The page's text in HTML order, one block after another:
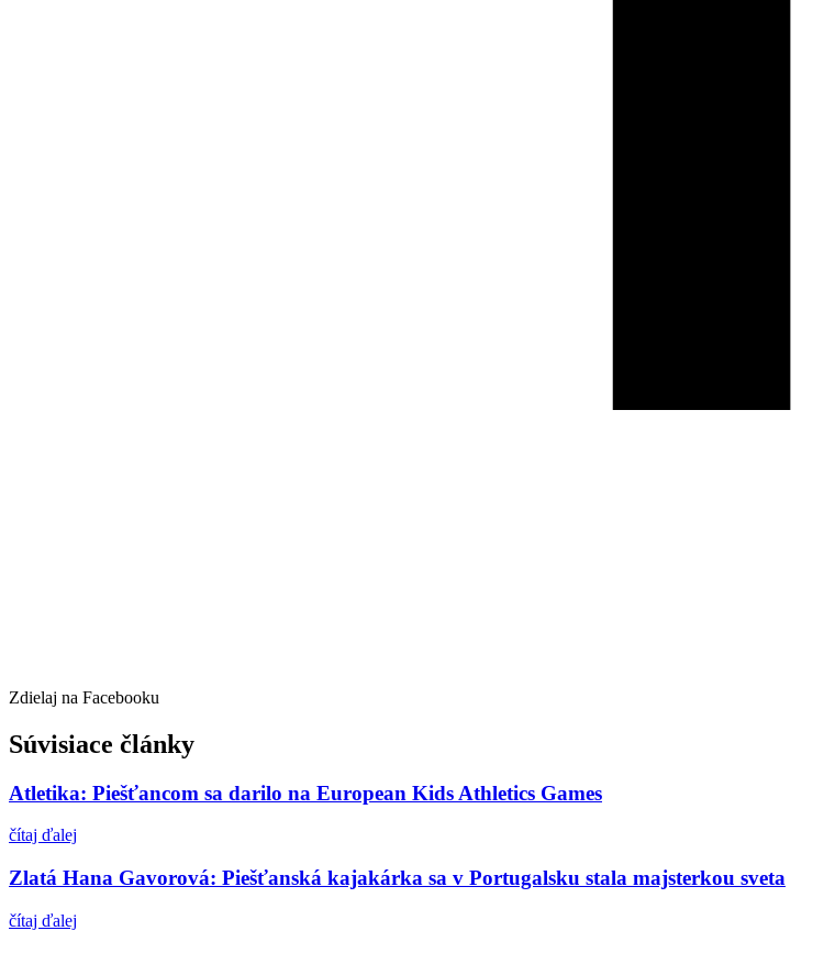
Zdielaj na Facebooku
Súvisiace články
Atletika: Piešťancom sa darilo na European Kids Athletics Games
čítaj ďalej
Zlatá Hana Gavorová: Piešťanská kajakárka sa v Portugalsku stala majsterkou sveta
čítaj ďalej